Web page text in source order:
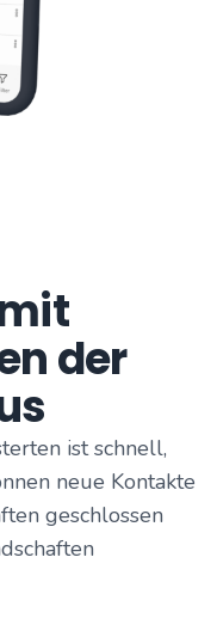
der
ist schnell,
neue Kontakte
geschlossen